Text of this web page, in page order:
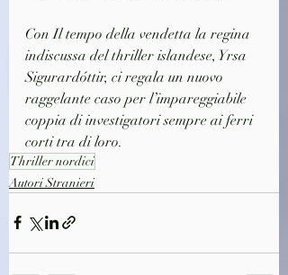
Con Il tempo della vendetta la regina
indiscussa del thriller islandese, Yrsa
Sigurardóttir, ci regala un nuovo
raggelante caso per l’impareggiabile
coppia di investigatori sempre ai ferri
corti tra di loro.
Thriller nordici
Autori Stranieri